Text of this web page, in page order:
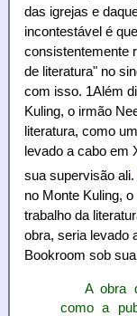
das igrejas e
incontestável é
consistentemente
de literatura" no
com isso. 1Além
Kuling, o irmão
literatura, como
levado a cabo em
sua supervisão ali.
no Monte Kuling,
trabalho da
obra, seria levado
Bookroom sob
A obra
como a